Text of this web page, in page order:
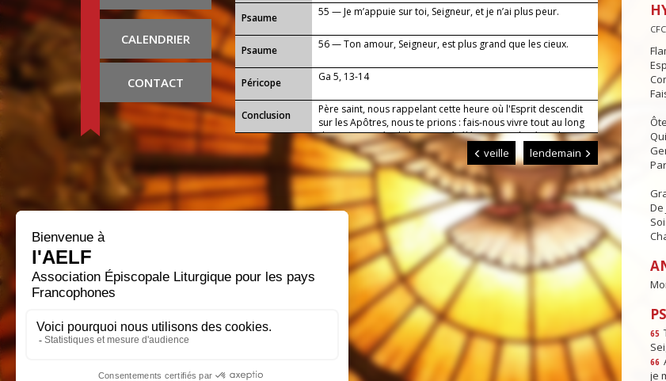
CALENDRIER
CONTACT
Psaume 55 — Je m’appuie sur toi, Seigneur, et je n’ai plus peur.
Psaume 56 — Ton amour, Seigneur, est plus grand que les cieux.
Péricope Ga 5, 13-14
Conclusion
Père saint, nous rappelant cette heure où l'Esprit descendit
sur les Apôtres, nous te prions : fais-nous vivre tout au long
de cette journée de l'amour révélé par ton Fils, Jésus, le
Christ, notre Seigneur. Amen.
veille lendemain
De
65
66
je